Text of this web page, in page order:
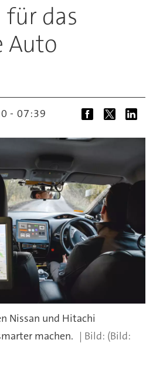
das
Auto
- 07:39
Nissan und Hitachi
machen.
(Bild: